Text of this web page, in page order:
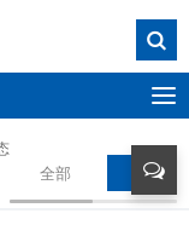
T
o
g
g
l
全部 公司动